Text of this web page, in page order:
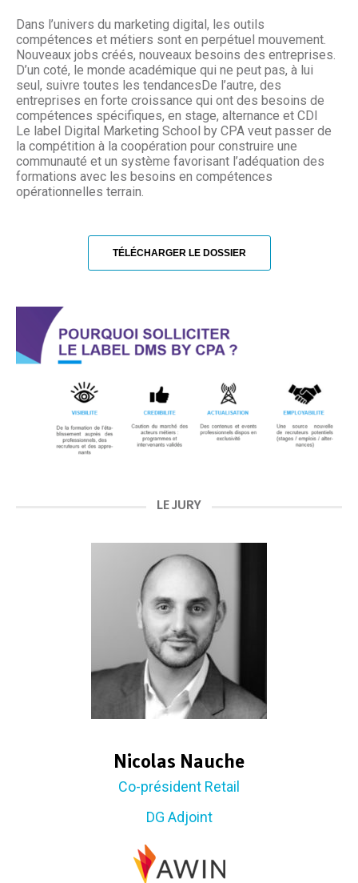
Dans l’univers du marketing digital, les outils
compétences et métiers sont en perpétuel mouvement.
Nouveaux jobs créés, nouveaux besoins des entreprises.
D’un coté, le monde académique qui ne peut pas, à lui
seul, suivre toutes les tendancesDe l’autre, des
entreprises en forte croissance qui ont des besoins de
compétences spécifiques, en stage, alternance et CDI
Le label Digital Marketing School by CPA veut passer de
la compétition à la coopération pour construire une
communauté et un système favorisant l’adéquation des
formations avec les besoins en compétences
opérationnelles terrain.
TÉLÉCHARGER LE DOSSIER
LE JURY
Nicolas Nauche
Co-président Retail
DG Adjoint